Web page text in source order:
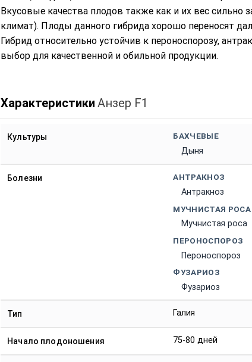
Вкусовые качества плодов также как и их вес сильно
климат). Плоды данного гибрида хорошо переносят
Гибрид относительно устойчив к пероноспорозу,
выбор для качественной и обильной продукции.
Характеристики Анзер F1
Культуры БАХЧЕВЫЕ
Дыня
Болезни АНТРАКНОЗ
Антракноз
МУЧНИСТАЯ РОСА
Мучнистая роса
ПЕРОНОСПОРОЗ
Пероноспороз
ФУЗАРИОЗ
Фузариоз
Тип Галия
Начало плодоношения 75-80 дней